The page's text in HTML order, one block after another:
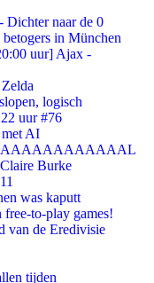
Dichter naar de 0
in München
uur] Ajax -
logisch
uur #76
met AI
Burke
was kaputt
free-to-play games!
van de Eredivisie
tijden